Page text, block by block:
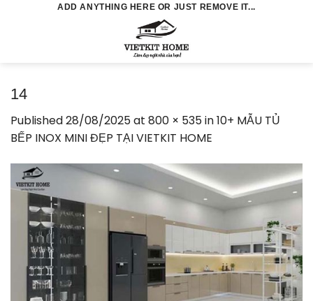
ADD ANYTHING HERE OR JUST REMOVE IT...
14
Published28/08/2025at 800 × 535in10+ MẪU TỦ
BẾP INOX MINI ĐẸP TẠI VIETKIT HOME